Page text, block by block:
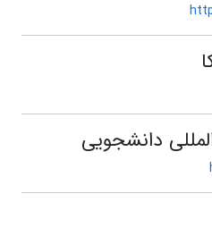
دانشجویی